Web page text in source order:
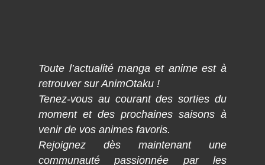
Toute l’actualité manga et anime est à
retrouver sur AnimOtaku !
Tenez-vous au courant des sorties du
moment et des prochaines saisons à
venir de vos animes favoris.
Rejoignez dès maintenant une
communauté passionnée par les